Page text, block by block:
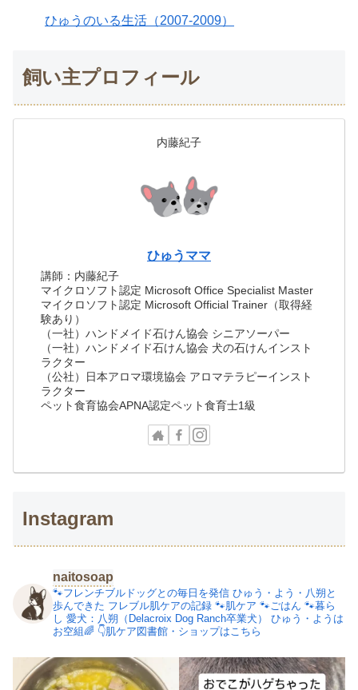
ひゅうのいる生活（2007-2009）
飼い主プロフィール
内藤紀子
ひゅうママ
講師：内藤紀子
マイクロソフト認定 Microsoft Office Specialist Master
マイクロソフト認定 Microsoft Official Trainer（取得経
験あり）
（一社）ハンドメイド石けん協会 シニアソーパー
（一社）ハンドメイド石けん協会 犬の石けんインスト
ラクター
（公社）日本アロマ環境協会 アロマテラピーインスト
ラクター
ペット食育協会APNA認定ペット食育士1級
Instagram
naitosoap
🐾フレンチブルドッグとの毎日を発信 ひゅう・よう・八朔と
歩んできた フレブル肌ケアの記録 🐾肌ケア 🐾ごはん 🐾暮ら
し 愛犬：八朔（Delacroix Dog Ranch卒業犬）
ひゅう・ようは
お空組🌈 👇肌ケア図書館・ショップはこちら